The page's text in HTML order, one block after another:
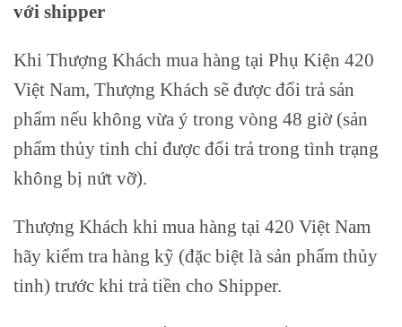
với shipper
Khi Thượng Khách mua hàng tại Phụ Kiện 420
Việt Nam, Thượng Khách sẽ được đổi trả sản
phẩm nếu không vừa ý trong vòng 48 giờ (sản
phẩm thủy tinh chỉ được đổi trả trong tình trạng
không bị nứt vỡ).
Thượng Khách khi mua hàng tại 420 Việt Nam
hãy kiểm tra hàng kỹ (đặc biệt là sản phẩm thủy
tinh) trước khi trả tiền cho Shipper.